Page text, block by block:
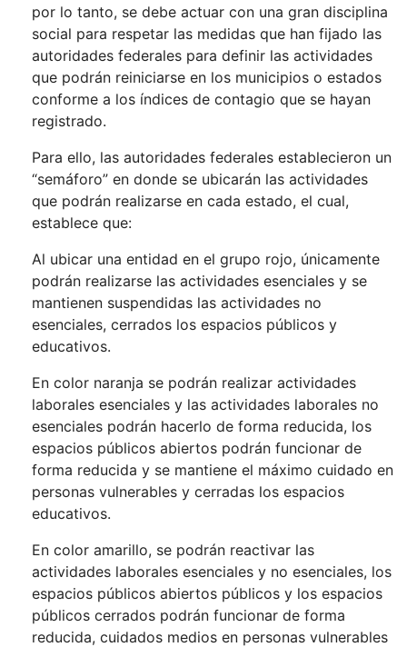
por lo tanto, se debe actuar con una gran disciplina
social para respetar las medidas que han fijado las
autoridades federales para definir las actividades
que podrán reiniciarse en los municipios o estados
conforme a los índices de contagio que se hayan
registrado.
Para ello, las autoridades federales establecieron un
“semáforo” en donde se ubicarán las actividades
que podrán realizarse en cada estado, el cual,
establece que:
Al ubicar una entidad en el grupo rojo, únicamente
podrán realizarse las actividades esenciales y se
mantienen suspendidas las actividades no
esenciales, cerrados los espacios públicos y
educativos.
En color naranja se podrán realizar actividades
laborales esenciales y las actividades laborales no
esenciales podrán hacerlo de forma reducida, los
espacios públicos abiertos podrán funcionar de
forma reducida y se mantiene el máximo cuidado en
personas vulnerables y cerradas los espacios
educativos.
En color amarillo, se podrán reactivar las
actividades laborales esenciales y no esenciales, los
espacios públicos abiertos públicos y los espacios
públicos cerrados podrán funcionar de forma
reducida, cuidados medios en personas vulnerables